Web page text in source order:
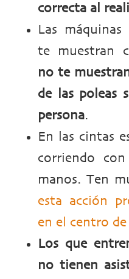
correcta al
Las
te muestran
no te
de las poleas
persona.
En las cintas
corriendo
manos. Ten
esta acción
en el centro
Los que
no tienen